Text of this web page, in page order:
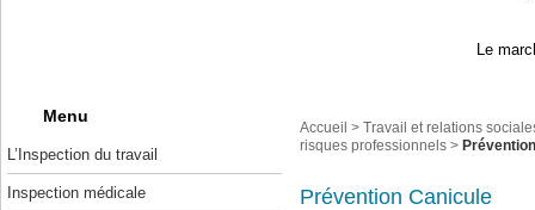
Le
Menu
L’Inspection du travail
Inspection médicale
Accueil > Travail et relations
risques professionnels >
Prévention Canicule